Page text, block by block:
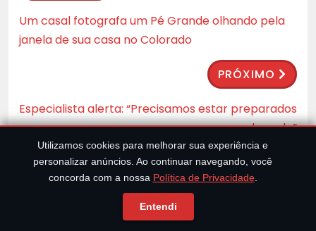
Um casal fotografa um Pé Grande olhando pela
janela de sua casa no Colorado
PRÓXIMO
Especialista alerta: “Precisamos estar preparados
para a segunda onda”
Artigos Relacionados
Utilizamos cookies para melhorar sua experiência e
personalizar anúncios. Ao continuar navegando, você
concorda com a nossa Política de Privacidade.
Entendi